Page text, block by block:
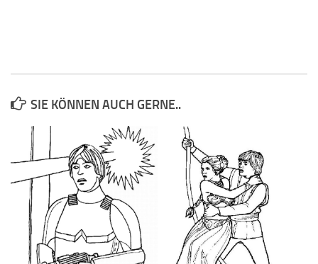
SIE KÖNNEN AUCH GERNE..